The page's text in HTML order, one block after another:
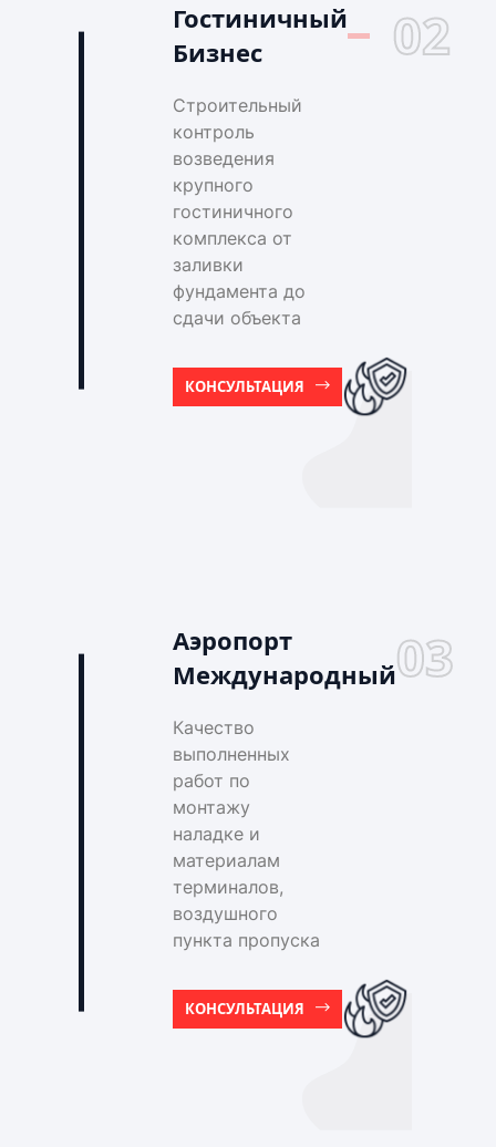
Гостиничный
Бизнес
02
Строительный
контроль
возведения
крупного
гостиничного
комплекса от
заливки
фундамента до
сдачи объекта
КОНСУЛЬТАЦИЯ
Аэропорт
Международный03
Качество
выполненных
работ по
монтажу
наладке и
материалам
терминалов,
воздушного
пункта пропуска
КОНСУЛЬТАЦИЯ